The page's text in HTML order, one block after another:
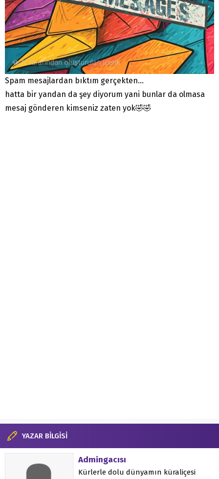
Spam mesajlardan bıktım gerçekten…
hatta bir yandan da şey diyorum yani bunlar da olmasa
mesaj gönderen kimseniz zaten yok🤣🤣
YAZAR BİLGİSİ
Admingacısı
Kürlerle dolu dünyamın küraliçesi